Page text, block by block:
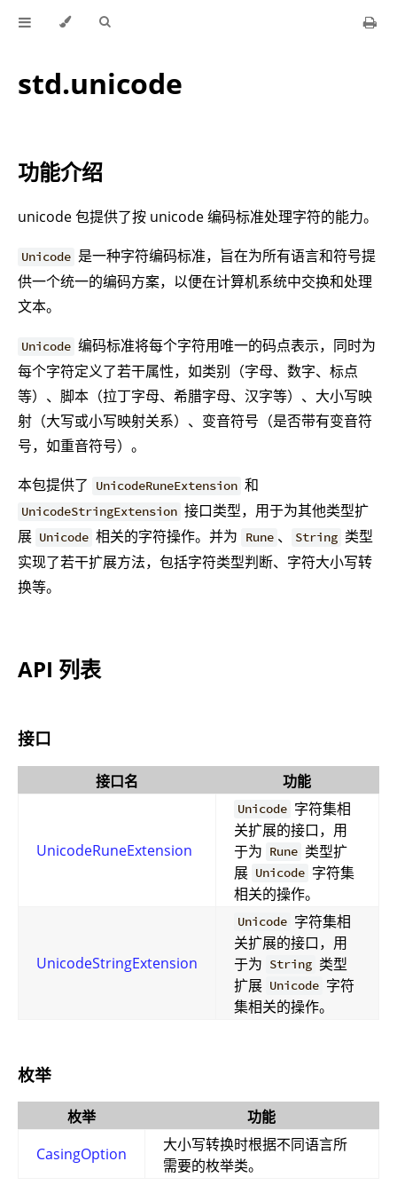
std.unicode
功能介绍
unicode 包提供了按 unicode 编码标准处理字符的能力。
Unicode 是一种字符编码标准，旨在为所有语言和符号提
供一个统一的编码方案，以便在计算机系统中交换和处理
文本。
Unicode 编码标准将每个字符用唯一的码点表示，同时为
每个字符定义了若干属性，如类别（字母、数字、标点
等）、脚本（拉丁字母、希腊字母、汉字等）、大小写映
射（大写或小写映射关系）、变音符号（是否带有变音符
号，如重音符号）。
本包提供了
UnicodeRuneExtension 和
UnicodeStringExtension 接口类型，用于为其他类型扩
展 Unicode 相关的字符操作。并为 Rune 、 String 类型
实现了若干扩展方法，包括字符类型判断、字符大小写转
换等。
API 列表
接口
接口名 功能
UnicodeRuneExtension
Unicode 字符集相
关扩展的接口，用
于为 Rune 类型扩
展 Unicode 字符集
相关的操作。
UnicodeStringExtension
Unicode 字符集相
关扩展的接口，用
于为 String 类型
扩展 Unicode 字符
集相关的操作。
枚举
枚举
功能
CasingOption
大小写转换时根据不同语言所
需要的枚举类。